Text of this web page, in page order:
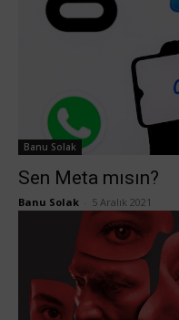
Banu Solak
Sen Meta mısın?
Banu Solak 5 Aralık 2021